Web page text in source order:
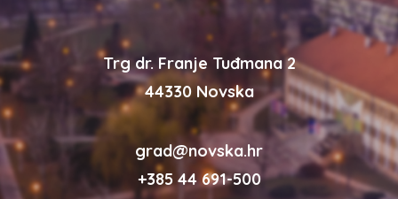
Trg dr. Franje Tuđmana 2
44330 Novska
grad@novska.hr
+385 44 691-500